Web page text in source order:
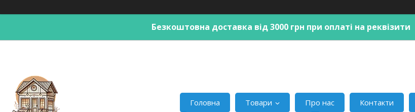
Безкоштовна доставка від 3000 грн при оплаті на реквізити
Головна Товари Про нас Контакти